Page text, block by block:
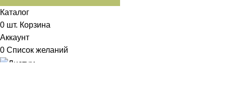
Каталог
0 шт. Корзина
Аккаунт
0 Список желаний